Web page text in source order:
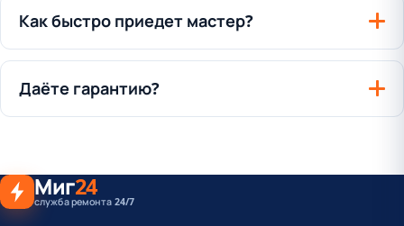
Как быстро приедет мастер?
Даёте гарантию?
Миг24
служба ремонта 24/7